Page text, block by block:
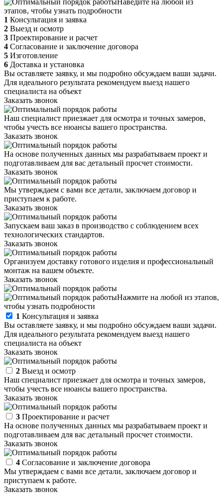
этапов, чтобы узнать подробности
1 Консультация и заявка
2 Выезд и осмотр
3 Проектирование и расчет
4 Согласование и заключение договора
5 Изготовление
6 Доставка и установка
Вы оставляете заявку, и мы подробно обсуждаем ваши задачи.
Для идеального результата рекомендуем выезд нашего
специалиста на объект
Заказать звонок
Наш специалист приезжает для осмотра и точных замеров,
чтобы учесть все нюансы вашего пространства.
Заказать звонок
На основе полученных данных мы разрабатываем проект и
подготавливаем для вас детальный просчет стоимости.
Заказать звонок
Мы утверждаем с вами все детали, заключаем договор и
приступаем к работе.
Заказать звонок
Запускаем ваш заказ в производство с соблюдением всех
технологических стандартов.
Заказать звонок
Организуем доставку готового изделия и профессиональный
монтаж на вашем объекте.
Заказать звонок
Нажмите на любой из этапов,
чтобы узнать подробности
1 Консультация и заявка
Вы оставляете заявку, и мы подробно обсуждаем ваши задачи.
Для идеального результата рекомендуем выезд нашего
специалиста на объект
Заказать звонок
2 Выезд и осмотр
Наш специалист приезжает для осмотра и точных замеров,
чтобы учесть все нюансы вашего пространства.
Заказать звонок
3 Проектирование и расчет
На основе полученных данных мы разрабатываем проект и
подготавливаем для вас детальный просчет стоимости.
Заказать звонок
4 Согласование и заключение договора
Мы утверждаем с вами все детали, заключаем договор и
приступаем к работе.
Заказать звонок